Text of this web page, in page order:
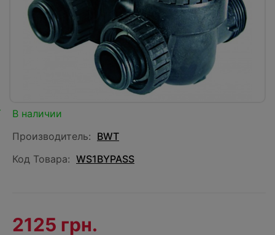
В наличии
Производитель: BWT
Код Товара: WS1BYPASS
2125 грн.